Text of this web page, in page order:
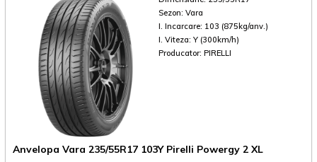
Sezon: Vara
I. Incarcare: 103 (875kg/anv.)
I. Viteza: Y (300km/h)
Producator: PIRELLI
Anvelopa Vara 235/55R17 103Y Pirelli Powergy 2 XL